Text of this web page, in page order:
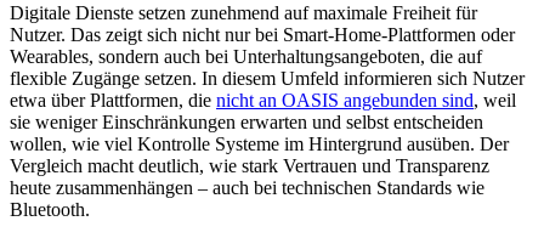
Digitale Dienste setzen zunehmend auf maximale Freiheit für
Nutzer. Das zeigt sich nicht nur bei Smart-Home-Plattformen oder
Wearables, sondern auch bei Unterhaltungsangeboten, die auf
flexible Zugänge setzen. In diesem Umfeld informieren sich Nutzer
etwa über Plattformen, die nicht an OASIS angebunden sind, weil
sie weniger Einschränkungen erwarten und selbst entscheiden
wollen, wie viel Kontrolle Systeme im Hintergrund ausüben. Der
Vergleich macht deutlich, wie stark Vertrauen und Transparenz
heute zusammenhängen – auch bei technischen Standards wie
Bluetooth.